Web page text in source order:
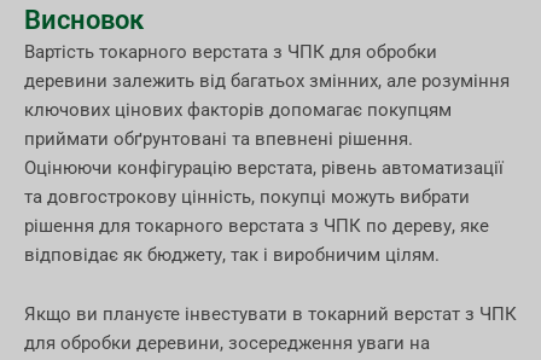
Висновок
Вартість токарного верстата з ЧПК для обробки
деревини залежить від багатьох змінних, але розуміння
ключових цінових факторів допомагає покупцям
приймати обґрунтовані та впевнені рішення.
Оцінюючи конфігурацію верстата, рівень автоматизації
та довгострокову цінність, покупці можуть вибрати
рішення для токарного верстата з ЧПК по дереву, яке
відповідає як бюджету, так і виробничим цілям.
Якщо ви плануєте інвестувати в токарний верстат з ЧПК
для обробки деревини, зосередження уваги на